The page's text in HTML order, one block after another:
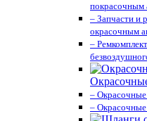
покрасочным
– Запчасти и
окрасочным
–
– Окрасочные
–